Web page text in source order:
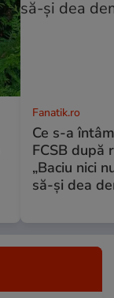
Fanatik.ro
Ce s-a
FCSB după
„Baciu nici
să-și dea